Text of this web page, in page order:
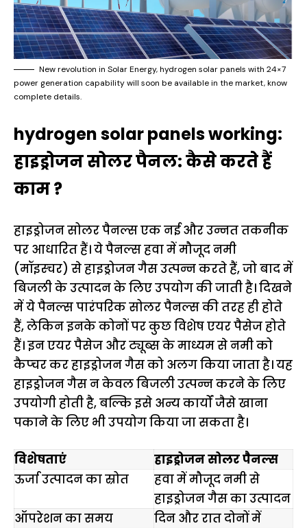
New revolution in Solar Energy, hydrogen solar panels with 24×7
power generation capability will soon be available in the market, know
complete details.
hydrogen solar panels working:
हाइड्रोजन सोलर पैनल: कैसे करते हैं
काम ?
हाइड्रोजन सोलर पैनल्स एक नई और उन्नत तकनीक
पर आधारित हैं। ये पैनल्स हवा में मौजूद नमी
(मॉइस्चर) से हाइड्रोजन गैस उत्पन्न करते हैं, जो बाद में
बिजली के उत्पादन के लिए उपयोग की जाती है। दिखने
में ये पैनल्स पारंपरिक सोलर पैनल्स की तरह ही होते
हैं, लेकिन इनके कोनों पर कुछ विशेष एयर पैसेज होते
हैं। इन एयर पैसेज और ट्यूब्स के माध्यम से नमी को
कैप्चर कर हाइड्रोजन गैस को अलग किया जाता है। यह
हाइड्रोजन गैस न केवल बिजली उत्पन्न करने के लिए
उपयोगी होती है, बल्कि इसे अन्य कार्यों जैसे खाना
पकाने के लिए भी उपयोग किया जा सकता है।
विशेषताएं
हाइड्रोजन सोलर पैनल्स
ऊर्जा उत्पादन का स्रोत
हवा में मौजूद नमी से
हाइड्रोजन गैस का उत्पादन
ऑपरेशन का समय
दिन और रात दोनों में